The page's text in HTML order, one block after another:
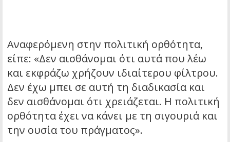
Αναφερόμενη στην πολιτική ορθότητα,
είπε: «Δεν αισθάνομαι ότι αυτά που λέω
και εκφράζω χρήζουν ιδιαίτερου φίλτρου.
Δεν έχω μπει σε αυτή τη διαδικασία και
δεν αισθάνομαι ότι χρειάζεται. Η πολιτική
ορθότητα έχει να κάνει με τη σιγουριά και
την ουσία του πράγματος».